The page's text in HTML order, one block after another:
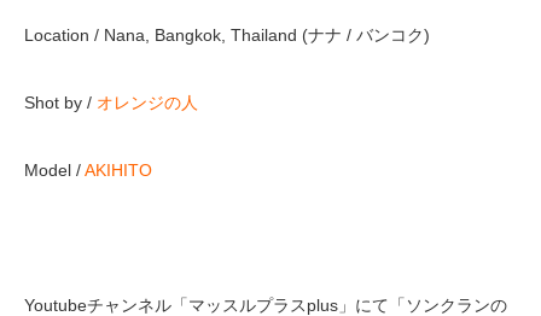
Location / Nana, Bangkok, Thailand (ナナ / バンコク)
Shot by / オレンジの人
Model /AKIHITO
Youtubeチャンネル「マッスルプラスplus」にて「ソンクランの